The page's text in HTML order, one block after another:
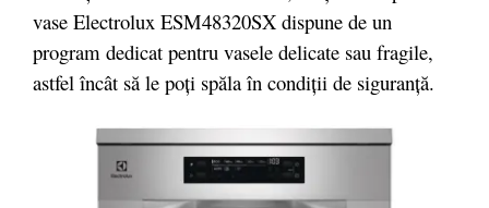
vase Electrolux ESM48320SX dispune de un
program dedicat pentru vasele delicate sau fragile,
astfel încât să le poți spăla în condiții de siguranță.